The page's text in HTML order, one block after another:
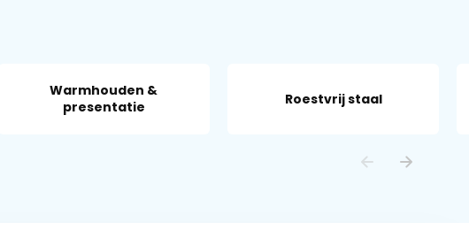
Warmhouden &
presentatie
Roestvrij staal